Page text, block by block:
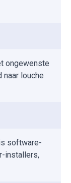
ongewenste
louche
software-
installers,